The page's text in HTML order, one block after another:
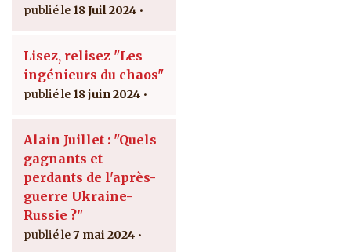
18 Juil 2024
Lisez, relisez "Les
ingénieurs du chaos"
18 juin 2024
Alain Juillet : "Quels
gagnants et
perdants de l'après-
guerre Ukraine-
Russie ?"
7 mai 2024